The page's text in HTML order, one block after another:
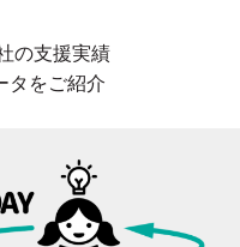
の支援実績
タをご紹介